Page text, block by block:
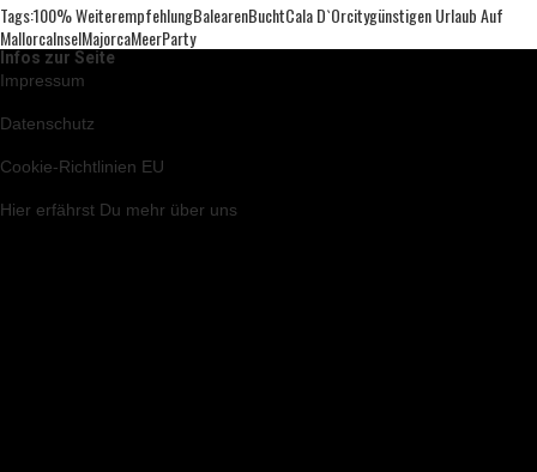
Tags:100% WeiterempfehlungBalearenBuchtCala D`orCityGünstigen Urlaub Auf
MallorcaInselMajorcaMeerParty
Infos zur Seite
Impressum
Datenschutz
Cookie-Richtlinien EU
Hier erfährst Du mehr über uns